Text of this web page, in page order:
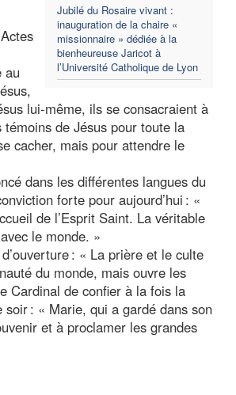
Jubilé du Rosaire vivant :
inauguration de la chaire «
missionnaire » dédiée à la
bienheureuse Jaricot à
l’Université Catholique de Lyon
au
lui-même, ils se consacraient à
de Jésus pour toute la
cacher, mais pour attendre le
dans les différentes langues du
forte pour aujourd’hui : «
de l’Esprit Saint. La véritable
le monde. »
: « La prière et le culte
du monde, mais ouvre les
Cardinal de confier à la fois la
: « Marie, qui a gardé dans son
et à proclamer les grandes